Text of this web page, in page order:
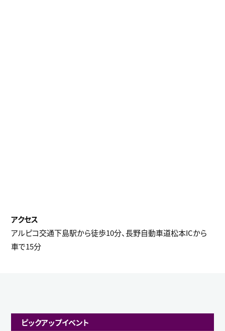
アルピコ交通下島駅から徒歩10分、長野自動車道松本ICから
車で15分
ピックアップイベント